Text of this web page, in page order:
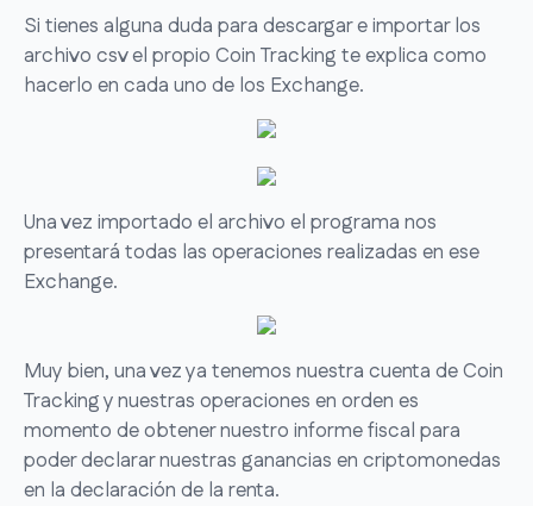
Si tienes alguna duda para descargar e importar los
archivo csv el propio Coin Tracking te explica como
hacerlo en cada uno de los Exchange.
Una vez importado el archivo el programa nos
presentará todas las operaciones realizadas en ese
Exchange.
Muy bien, una vez ya tenemos nuestra cuenta de Coin
Tracking y nuestras operaciones en orden es
momento de obtener nuestro informe fiscal para
poder declarar nuestras ganancias en criptomonedas
en la declaración de la renta.